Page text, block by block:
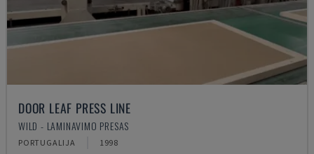
DOOR LEAF PRESS LINE
WILD - LAMINAVIMO PRESAS
PORTUGALIJA 1998